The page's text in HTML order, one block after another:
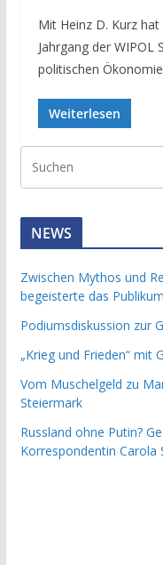
Mit Heinz D. Kurz
Jahrgang der WIPOL
politischen
Weiterlesen
NEWS
Zwischen Mythos und
begeisterte das Publikum
Podiumsdiskussion zur
„Krieg und Frieden“ mit
Vom Muschelgeld zu
Steiermark
Russland ohne Putin?
Korrespondentin Carola